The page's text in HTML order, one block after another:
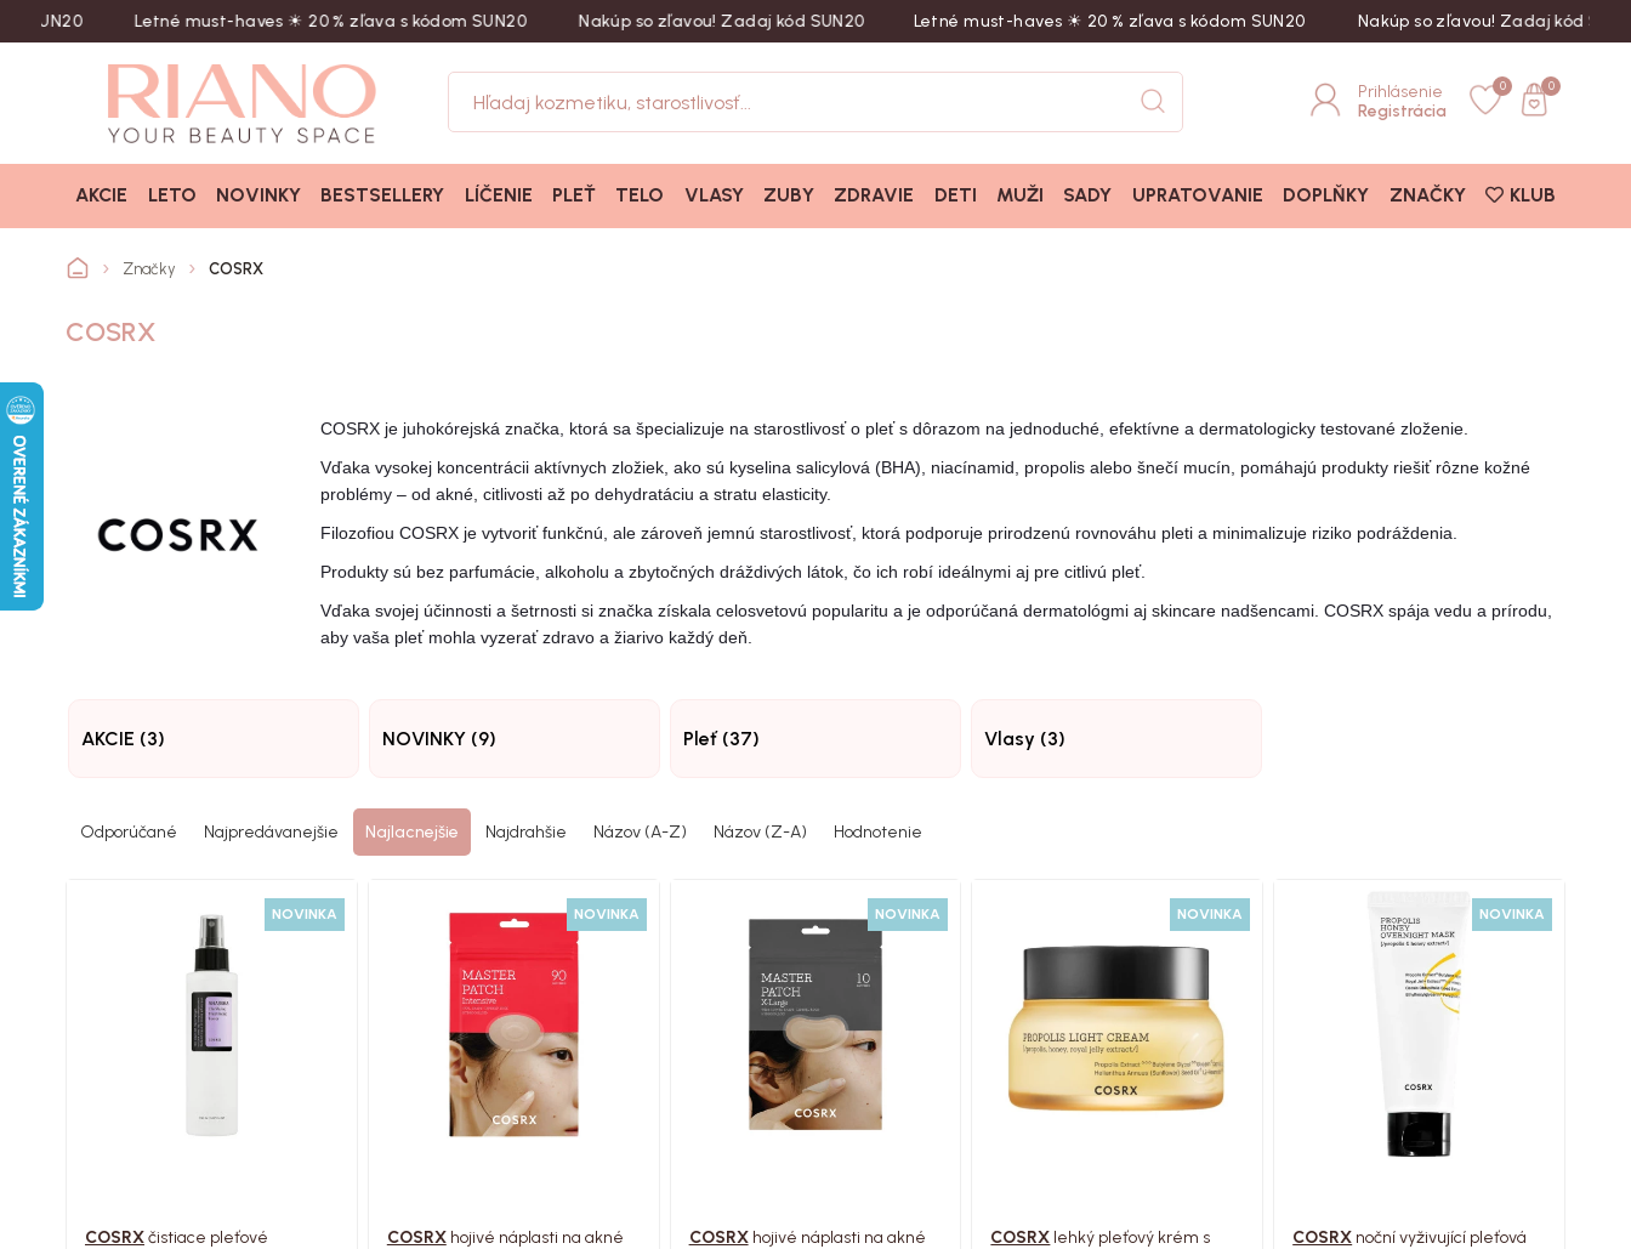
Letné must-haves ☀︎ 20 % zľava s kódom SUN20 Nakúp so zľavou! Zadaj kód SUN20 Letné must-haves ☀︎ 20 % zľava s kódom SUN20 Nakúp so zľavou! Zadaj kód SUN20
Prihlásenie
Registrácia
0 0
AKCIE LETO NOVINKY BESTSELLERY LÍČENIE PLEŤ TELO VLASY ZUBY ZDRAVIE DETI MUŽI SADY UPRATOVANIE DOPLŇKY ZNAČKY KLUB
Značky COSRX
COSRX
COSRX je juhokórejská značka, ktorá sa špecializuje na starostlivosť o pleť s dôrazom na jednoduché, efektívne a dermatologicky testované zloženie.
Vďaka vysokej koncentrácii aktívnych zložiek, ako sú kyselina salicylová (BHA), niacínamid, propolis alebo šnečí mucín, pomáhajú produkty riešiť rôzne kožné
problémy – od akné, citlivosti až po dehydratáciu a stratu elasticity.
Filozofiou COSRX je vytvoriť funkčnú, ale zároveň jemnú starostlivosť, ktorá podporuje prirodzenú rovnováhu pleti a minimalizuje riziko podráždenia.
Produkty sú bez parfumácie, alkoholu a zbytočných dráždivých látok, čo ich robí ideálnymi aj pre citlivú pleť.
Vďaka svojej účinnosti a šetrnosti si značka získala celosvetovú popularitu a je odporúčaná dermatológmi aj skincare nadšencami. COSRX spája vedu a prírodu,
aby vaša pleť mohla vyzerať zdravo a žiarivo každý deň.
AKCIE (3) NOVINKY (9) Pleť (37) Vlasy (3)
Odporúčané Najpredávanejšie Najlacnejšie Najdrahšie Názov (A-Z) Názov (Z-A) Hodnotenie
NOVINKA
COSRXčistiace pleťové
NOVINKA
COSRXhojivé náplasti na akné
NOVINKA
COSRXhojivé náplasti na akné
NOVINKA
COSRX lehký pleťový krém s
NOVINKA
COSRX noční vyživující pleťová